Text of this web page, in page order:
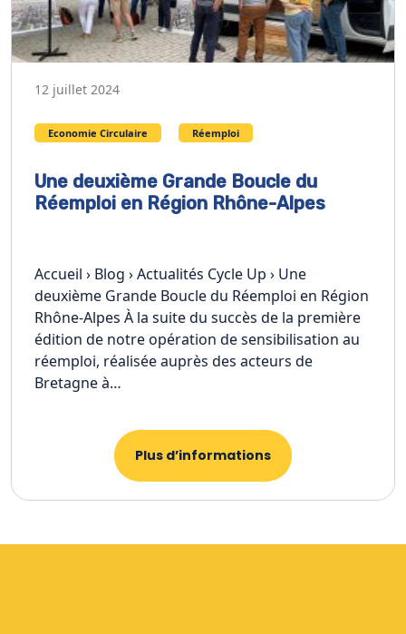
12 juillet 2024
Economie Circulaire Réemploi
Une deuxième Grande Boucle du
Réemploi en Région Rhône-Alpes
Accueil › Blog › Actualités Cycle Up › Une
deuxième Grande Boucle du Réemploi en Région
Rhône-Alpes À la suite du succès de la première
édition de notre opération de sensibilisation au
réemploi, réalisée auprès des acteurs de
Bretagne à…
Plus d’informations